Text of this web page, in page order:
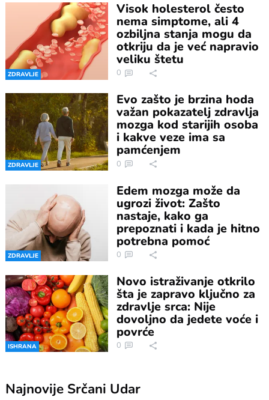
ZDRAVLJE
Visok holesterol često
nema simptome, ali 4
ozbiljna stanja mogu da
otkriju da je već napravio
veliku štetu
0
ZDRAVLJE
Evo zašto je brzina hoda
važan pokazatelj zdravlja
mozga kod starijih osoba
i kakve veze ima sa
pamćenjem
0
ZDRAVLJE
Edem mozga može da
ugrozi život: Zašto
nastaje, kako ga
prepoznati i kada je hitno
potrebna pomoć
0
ISHRANA
Novo istraživanje otkrilo
šta je zapravo ključno za
zdravlje srca: Nije
dovoljno da jedete voće i
povrće
0
Najnovije Srčani Udar